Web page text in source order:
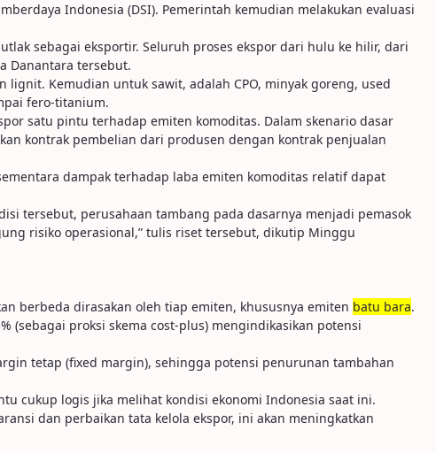
Indonesia (DSI). Pemerintah kemudian melakukan evaluasi
sebagai eksportir. Seluruh proses ekspor dari hulu ke hilir, dari
Danantara tersebut.
lignit. Kemudian untuk sawit, adalah CPO, minyak goreng, used
fero-titanium.
satu pintu terhadap emiten komoditas. Dalam skenario dasar
kontrak pembelian dari produsen dengan kontrak penjualan
dampak terhadap laba emiten komoditas relatif dapat
tersebut, perusahaan tambang pada dasarnya menjadi pemasok
risiko operasional,” tulis riset tersebut, dikutip Minggu
berbeda dirasakan oleh tiap emiten, khususnya emiten batu bara.
(sebagai proksi skema cost-plus) mengindikasikan potensi
tetap (fixed margin), sehingga potensi penurunan tambahan
cukup logis jika melihat kondisi ekonomi Indonesia saat ini.
dan perbaikan tata kelola ekspor, ini akan meningkatkan